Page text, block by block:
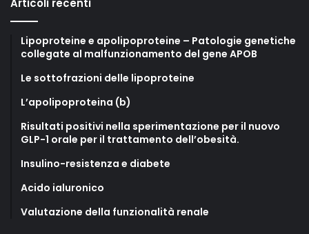
Articoli recenti
Lipoproteine e apolipoproteine – Patologie genetiche
collegate al malfunzionamento del gene APOB
Le sottofrazioni delle lipoproteine
L’apolipoproteina (b)
Risultati positivi nella sperimentazione per il nuovo
GLP-1 orale per il trattamento dell’obesità.
Insulino-resistenza e diabete
Acido ialuronico
Valutazione della funzionalità renale